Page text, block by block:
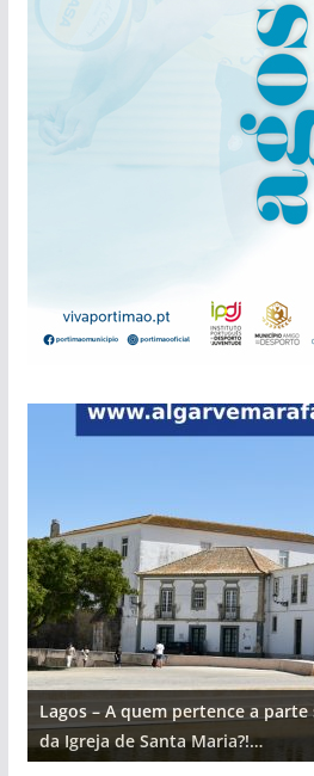
Lagos – A quem pertence a
da Igreja de Santa Maria?!…